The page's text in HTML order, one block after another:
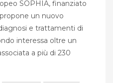
SOPHIA, finanziato
un nuovo
e trattamenti di
interessa oltre un
a più di 230